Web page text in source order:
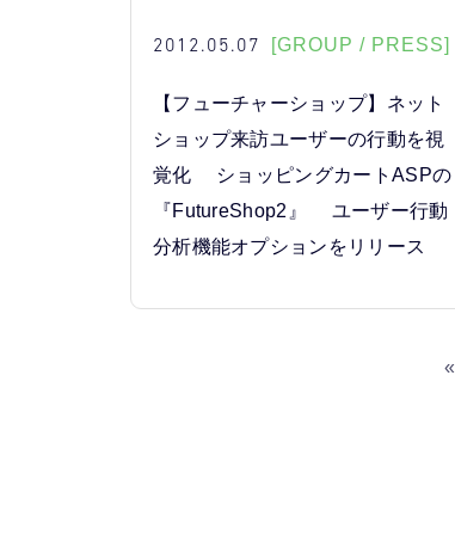
2012.05.07 [GROUP / PRESS]
【フューチャーショップ】ネット
ショップ来訪ユーザーの行動を視
覚化 ショッピングカートASPの
『FutureShop2』 ユーザー行動
分析機能オプションをリリース
«